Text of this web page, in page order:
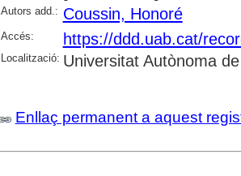
Autors add.: Coussin, Honoré
Accés: https://ddd.uab.cat/
Localització: Universitat Autònoma
Enllaç permanent a aquest